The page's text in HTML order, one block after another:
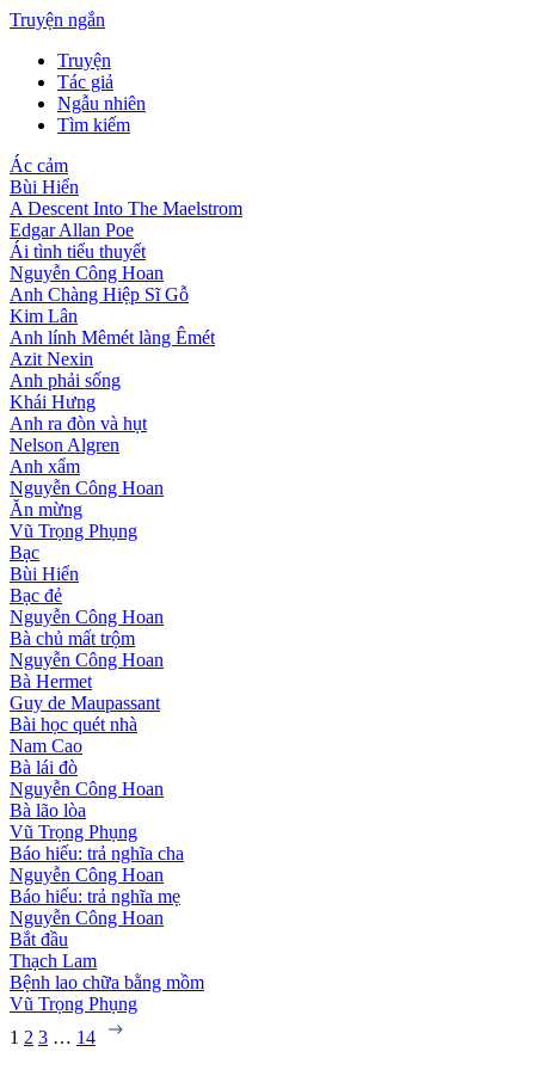
Truyện ngắn
Truyện
Tác giả
Ngẫu nhiên
Tìm kiếm
Ác cảm
Bùi Hiển
A Descent Into The Maelstrom
Edgar Allan Poe
Ái tình tiểu thuyết
Nguyễn Công Hoan
Anh Chàng Hiệp Sĩ Gỗ
Kim Lân
Anh lính Mêmét làng Êmét
Azit Nexin
Anh phải sống
Khái Hưng
Anh ra đòn và hụt
Nelson Algren
Anh xẩm
Nguyễn Công Hoan
Ăn mừng
Vũ Trọng Phụng
Bạc
Bùi Hiển
Bạc đẻ
Nguyễn Công Hoan
Bà chủ mất trộm
Nguyễn Công Hoan
Bà Hermet
Guy de Maupassant
Bài học quét nhà
Nam Cao
Bà lái đò
Nguyễn Công Hoan
Bà lão lòa
Vũ Trọng Phụng
Báo hiếu: trả nghĩa cha
Nguyễn Công Hoan
Báo hiếu: trả nghĩa mẹ
Nguyễn Công Hoan
Bắt đầu
Thạch Lam
Bệnh lao chữa bằng mồm
Vũ Trọng Phụng
1 2 3 … 14